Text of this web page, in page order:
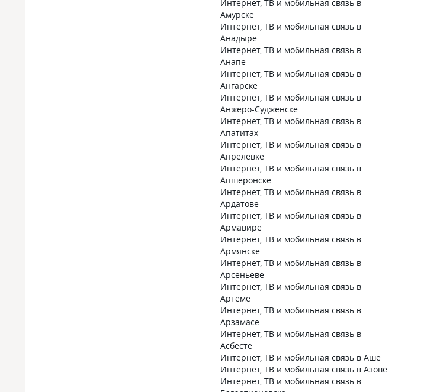
Интернет, ТВ и мобильная связь в
Амурске
Интернет, ТВ и мобильная связь в
Анадыре
Интернет, ТВ и мобильная связь в
Анапе
Интернет, ТВ и мобильная связь в
Ангарске
Интернет, ТВ и мобильная связь в
Анжеро-Судженске
Интернет, ТВ и мобильная связь в
Апатитах
Интернет, ТВ и мобильная связь в
Апрелевке
Интернет, ТВ и мобильная связь в
Апшеронске
Интернет, ТВ и мобильная связь в
Ардатове
Интернет, ТВ и мобильная связь в
Армавире
Интернет, ТВ и мобильная связь в
Армянске
Интернет, ТВ и мобильная связь в
Арсеньеве
Интернет, ТВ и мобильная связь в
Артёме
Интернет, ТВ и мобильная связь в
Арзамасе
Интернет, ТВ и мобильная связь в
Асбесте
Интернет, ТВ и мобильная связь в Аше
Интернет, ТВ и мобильная связь в Азове
Интернет, ТВ и мобильная связь в